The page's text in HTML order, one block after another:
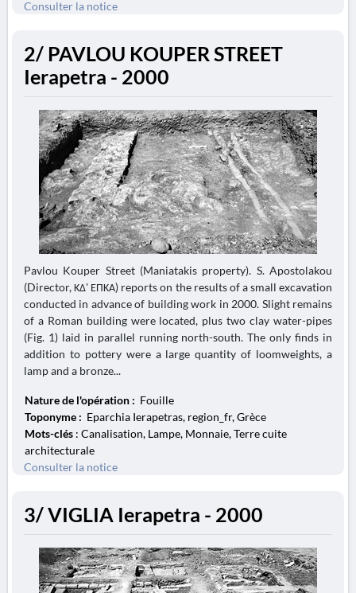
Consulter la notice
2/ PAVLOU KOUPER STREET
Ierapetra - 2000
Pavlou Kouper Street (Maniatakis property). S. Apostolakou
(Director, ΚΔ' ΕΠΚΑ) reports on the results of a small excavation
conducted in advance of building work in 2000. Slight remains
of a Roman building were located, plus two clay water-pipes
(Fig. 1) laid in parallel running north-south. The only finds in
addition to pottery were a large quantity of loomweights, a
lamp and a bronze...
Nature de l'opération : Fouille
Toponyme : Eparchia Ierapetras, region_fr, Grèce
Mots-clés : Canalisation, Lampe, Monnaie, Terre cuite
architecturale
Consulter la notice
3/ VIGLIA Ierapetra - 2000